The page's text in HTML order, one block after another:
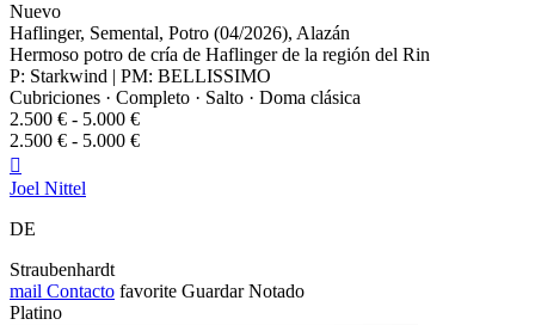
Nuevo
Haflinger, Semental, Potro (04/2026), Alazán
Hermoso potro de cría de Haflinger de la región del Rin
P: Starkwind | PM: BELLISSIMO
Cubriciones · Completo · Salto · Doma clásica
2.500 € - 5.000 €
2.500 € - 5.000 €

Joel Nittel
DE
Straubenhardt
mail Contacto favorite Guardar Notado
Platino